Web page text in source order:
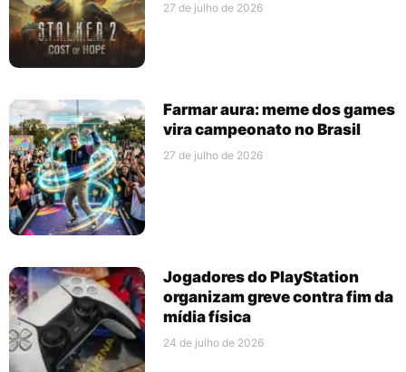
27 de julho de 2026
Farmar aura: meme dos games
vira campeonato no Brasil
27 de julho de 2026
Jogadores do PlayStation
organizam greve contra fim da
mídia física
24 de julho de 2026